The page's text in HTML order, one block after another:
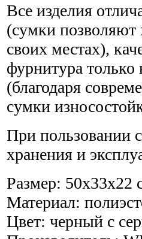
Все изделия
(сумки позволяют
своих местах),
фурнитура
(благодаря
сумки
При пользовании
хранения и
Размер: 50х33х22
Материал:
Цвет: черный с